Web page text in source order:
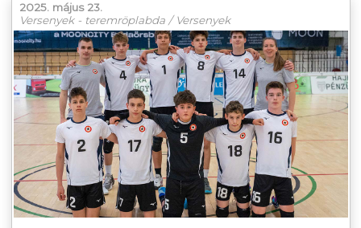
2025. május 23.
Versenyek - teremröplabda / Versenyek